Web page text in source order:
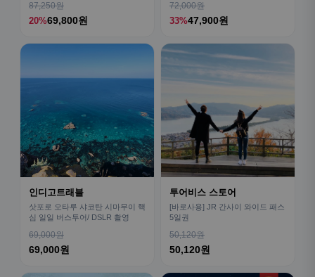
87,250원
20%69,800원
72,000원
33%47,900원
인디고트래블
삿포로 오타루 샤코탄 시마무이 핵
심 일일 버스투어/ DSLR 촬영
69,000원
69,000원
투어비스 스토어
[바로사용] JR 간사이 와이드 패스
5일권
50,120원
50,120원